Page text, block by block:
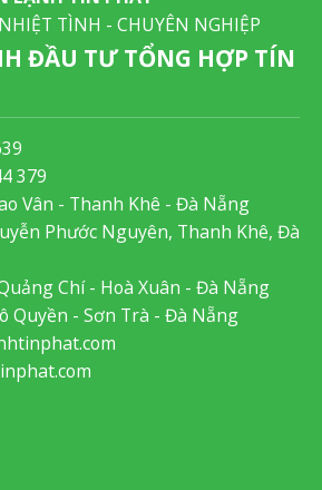
TÌNH - CHUYÊN NGHIỆP
ĐẦU TƯ TỔNG HỢP TÍN
379
Vân - Thanh Khê - Đà Nẵng
Phước Nguyên, Thanh Khê, Đà
Chí - Hoà Xuân - Đà Nẵng
Quyền - Sơn Trà - Đà Nẵng